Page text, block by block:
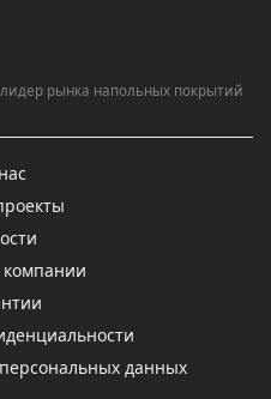
рынка напольных покрытий
данных